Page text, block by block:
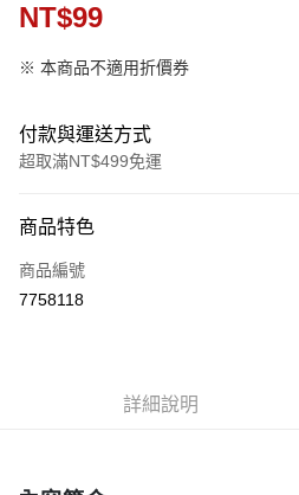
NT$99
※ 本商品不適用折價券
付款與運送方式
超取滿NT$499免運
信用卡一次付款
ATM付款
每筆NT$60，滿NT$499(含以上)免運費
每筆NT$60，滿NT$499(含以上)免運費
商品特色
商品編號
7758118
詳細說明